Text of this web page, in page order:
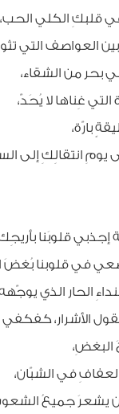
في قلبكِ الكلي
بين العواصف التي
بحر من الشقاء،
غِناها لا يُحَدّ،
بارّة،
يومِ انتقالِكِ إلى
إجذبي قلوبَنا
ضعي في قلوبنا بُغضَ
الحار الذي
الأشرار،
البغضِ،
في الشبّان،
يشعرَ جميعُ